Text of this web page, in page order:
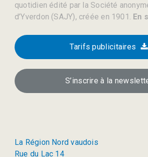
quotidien édité par la Société
d’Yverdon (SAJY), créée en 1901. En
Tarifs publicitaires
S’inscrire à la
La Région Nord vaudois
Rue du Lac 14